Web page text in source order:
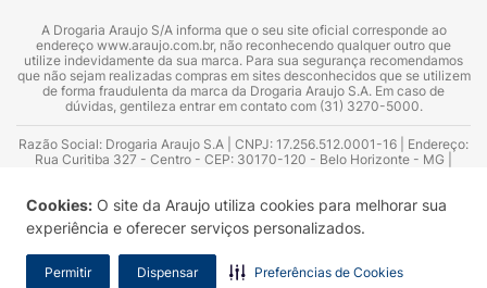
Cookies: O site da Araujo utiliza cookies para melhorar sua
experiência e oferecer serviços personalizados.
Permitir Dispensar Preferências de Cookies
A Drogaria Araujo S/A informa que o seu site oficial corresponde ao
endereço www.araujo.com.br, não reconhecendo qualquer outro que
utilize indevidamente da sua marca. Para sua segurança recomendamos
que não sejam realizadas compras em sites desconhecidos que se utilizem
de forma fraudulenta da marca da Drogaria Araujo S.A. Em caso de
dúvidas, gentileza entrar em contato com (31) 3270-5000.
Razão Social: Drogaria Araujo S.A | CNPJ: 17.256.512.0001-16 | Endereço:
Rua Curitiba 327 - Centro - CEP: 30170-120 - Belo Horizonte - MG |
Azevedo Guimarães – CRF 10.965 | Yasmin Silva Alvarenga – CRF 52.584 -
Consultor substituto: Thiago Aguiar Pinheiro - CRF Nº 13.748. Alvará
Sanitário: 2025020713 | Autorização de Funcionamento da Empresa (AFE):